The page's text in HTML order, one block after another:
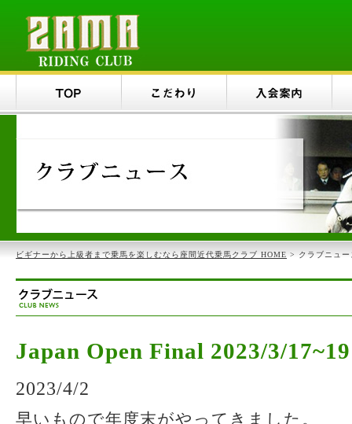
ビギナーから上級者まで乗馬を楽しむなら座間近代乗馬クラブ HOME > クラブニュー
Japan Open Final 2023/3/
2023/4/2
早いもので年度末がやってきました。